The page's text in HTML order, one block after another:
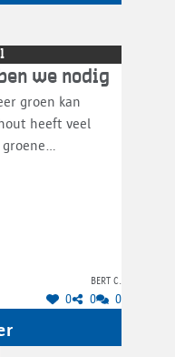
we nodig
groen kan
heeft veel
Bert C.
0 0 0